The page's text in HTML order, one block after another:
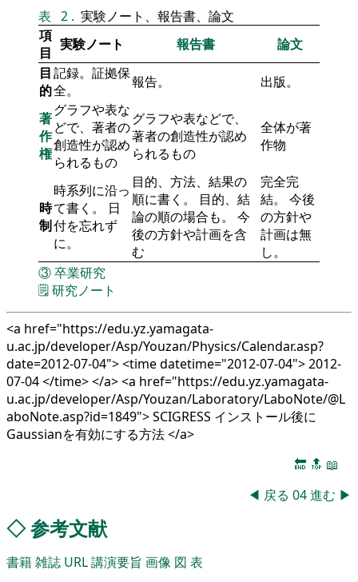
表 2 . 実験ノート、報告書、論文
項
目 実験ノート 報告書
論文
目
的
記録。証拠保
全。
報告。 出版。
著
作
権
グラフや表な
どで、著者の
創造性が認め
られるもの
グラフや表などで、
著者の創造性が認め
られるもの
全体が著
作物
時
制
時系列に沿っ
て書く。 日
付を忘れず
に。
目的、方法、結果の
順に書く。 目的、結
論の順の場合も。 今
後の方針や計画を含
む
完全完
結。 今後
の方針や
計画は無
し。
③卒業研究
🗒️研究ノート
<a href="https://edu.yz.yamagata-
u.ac.jp/developer/Asp/Youzan/Physics/Calendar.asp?
date=2012-07-04"> <time datetime="2012-07-04"> 2012-
07-04 </time> </a> <a href="https://edu.yz.yamagata-
u.ac.jp/developer/Asp/Youzan/Laboratory/LaboNote/@L
aboNote.asp?id=1849"> SCIGRESS インストール後に
Gaussianを有効にする方法 </a>
🔚 🔝 📖
◀ 戻る 04進む ▶
◇参考文献
書籍雑誌 URL講演要旨 画像 図 表